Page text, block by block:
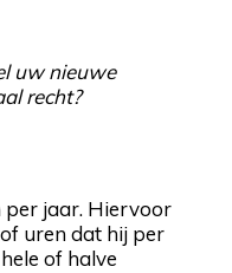
uw nieuwe
recht?
per jaar. Hiervoor
uren dat hij per
of halve